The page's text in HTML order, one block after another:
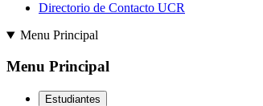
Directorio de Contacto UCR
Menu Principal
Menu Principal
Estudiantes